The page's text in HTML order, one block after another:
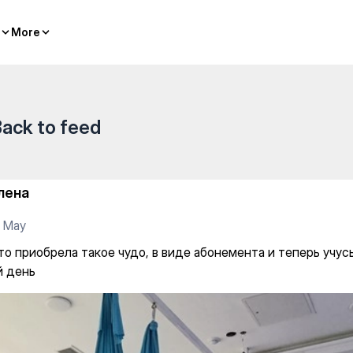
More
More в виде абонемента и
to feed
May
приобрела такое чудо, в виде абонемента и теперь
день